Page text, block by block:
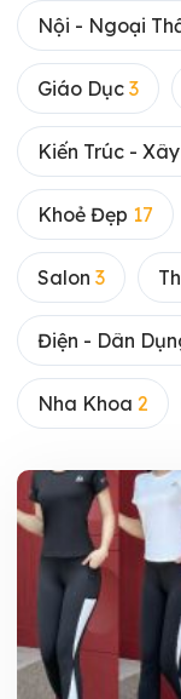
Nội - Ngoại
Giáo Dục 3
Kiến Trúc -
Khoẻ Đẹp 17
Salon 3
Điện - Dân
Nha Khoa 2